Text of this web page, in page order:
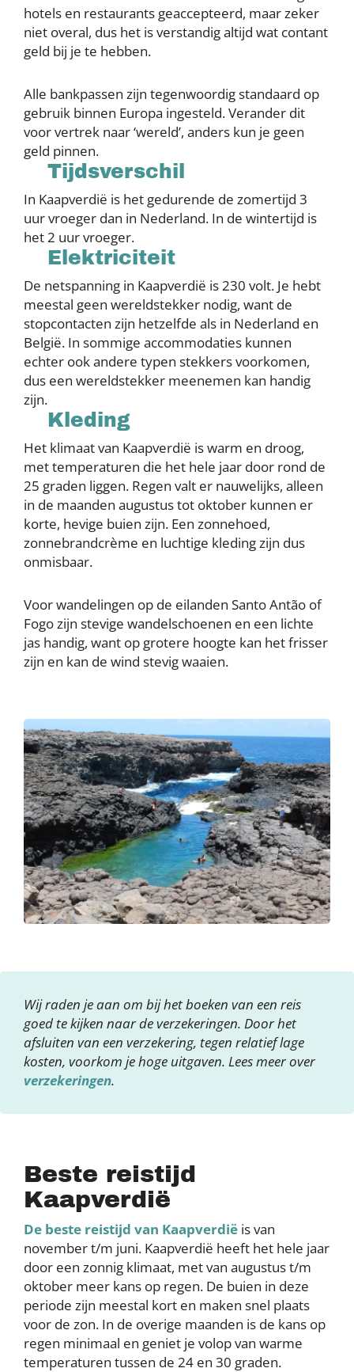
hotels en restaurants geaccepteerd, maar zeker
niet overal, dus het is verstandig altijd wat contant
geld bij je te hebben.
Alle bankpassen zijn tegenwoordig standaard op
gebruik binnen Europa ingesteld. Verander dit
voor vertrek naar ‘wereld’, anders kun je geen
geld pinnen.
Tijdsverschil
In Kaapverdië is het gedurende de zomertijd 3
uur vroeger dan in Nederland. In de wintertijd is
het 2 uur vroeger.
Elektriciteit
De netspanning in Kaapverdië is 230 volt. Je hebt
meestal geen wereldstekker nodig, want de
stopcontacten zijn hetzelfde als in Nederland en
België. In sommige accommodaties kunnen
echter ook andere typen stekkers voorkomen,
dus een wereldstekker meenemen kan handig
zijn.
Kleding
Het klimaat van Kaapverdië is warm en droog,
met temperaturen die het hele jaar door rond de
25 graden liggen. Regen valt er nauwelijks, alleen
in de maanden augustus tot oktober kunnen er
korte, hevige buien zijn. Een zonnehoed,
zonnebrandcrème en luchtige kleding zijn dus
onmisbaar.
Voor wandelingen op de eilanden Santo Antão of
Fogo zijn stevige wandelschoenen en een lichte
jas handig, want op grotere hoogte kan het frisser
zijn en kan de wind stevig waaien.
Wij raden je aan om bij het boeken van een reis
goed te kijken naar de verzekeringen. Door het
afsluiten van een verzekering, tegen relatief lage
kosten, voorkom je hoge uitgaven. Lees meer over
verzekeringen.
Beste reistijd
Kaapverdië
De beste reistijd van Kaapverdië is van
november t/m juni. Kaapverdië heeft het hele jaar
door een zonnig klimaat, met van augustus t/m
oktober meer kans op regen. De buien in deze
periode zijn meestal kort en maken snel plaats
voor de zon. In de overige maanden is de kans op
regen minimaal en geniet je volop van warme
temperaturen tussen de 24 en 30 graden.